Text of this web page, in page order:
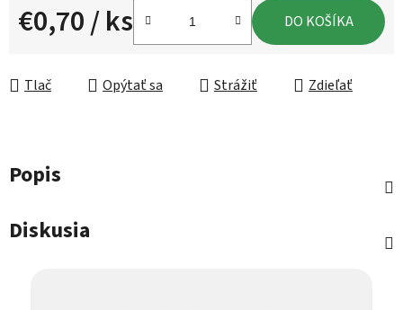
€0,70/ ks DO KOŠÍKA
Tlač Opýtať sa Strážiť Zdieľať
Popis
Diskusia